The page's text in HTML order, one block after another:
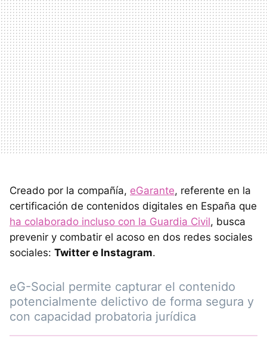
Creado por la compañía, eGarante, referente en la
certificación de contenidos digitales en España que
ha colaborado incluso con la Guardia Civil, busca
prevenir y combatir el acoso en dos redes sociales
sociales: Twitter e Instagram.
eG-Social permite capturar el contenido
potencialmente delictivo de forma segura y
con capacidad probatoria jurídica